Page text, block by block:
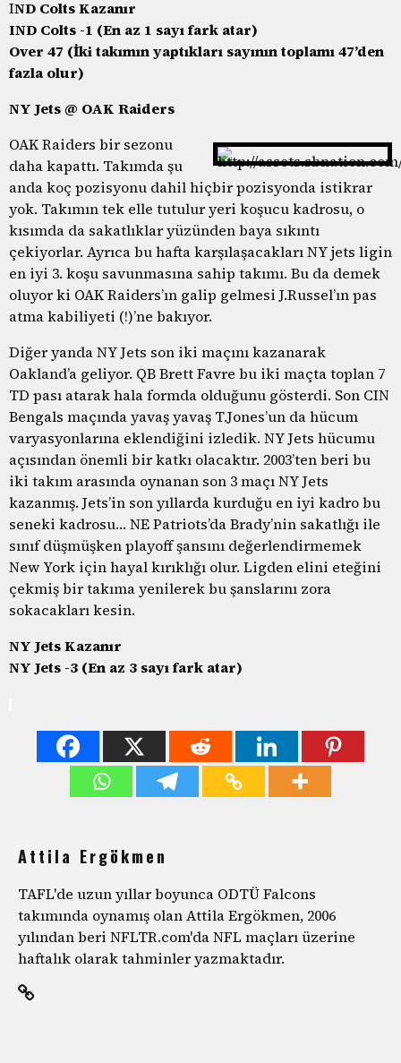
IND Colts Kazanır
IND Colts -1 (En az 1 sayı fark atar)
Over 47 (İki takımın yaptıkları sayının toplamı 47’den
fazla olur)
NY Jets @ OAK Raiders
OAK Raiders bir sezonu
daha kapattı. Takımda şu
anda koç pozisyonu dahil hiçbir pozisyonda istikrar
yok. Takımın tek elle tutulur yeri koşucu kadrosu, o
kısımda da sakatlıklar yüzünden baya sıkıntı
çekiyorlar. Ayrıca bu hafta karşılaşacakları NY jets ligin
en iyi 3. koşu savunmasına sahip takımı. Bu da demek
oluyor ki OAK Raiders’ın galip gelmesi J.Russel’ın pas
atma kabiliyeti (!)’ne bakıyor.
Diğer yanda NY Jets son iki maçını kazanarak
Oakland’a geliyor. QB Brett Favre bu iki maçta toplan 7
TD pası atarak hala formda olduğunu gösterdi. Son CIN
Bengals maçında yavaş yavaş T.Jones’un da hücum
varyasyonlarına eklendiğini izledik. NY Jets hücumu
açısından önemli bir katkı olacaktır. 2003’ten beri bu
iki takım arasında oynanan son 3 maçı NY Jets
kazanmış. Jets’in son yıllarda kurduğu en iyi kadro bu
seneki kadrosu… NE Patriots’da Brady’nin sakatlığı ile
sınıf düşmüşken playoff şansını değerlendirmemek
New York için hayal kırıklığı olur. Ligden elini eteğini
çekmiş bir takıma yenilerek bu şanslarını zora
sokacakları kesin.
NY Jets Kazanır
NY Jets -3 (En az 3 sayı fark atar)
Attila Ergökmen
TAFL'de uzun yıllar boyunca ODTÜ Falcons
takımında oynamış olan Attila Ergökmen, 2006
yılından beri NFLTR.com'da NFL maçları üzerine
haftalık olarak tahminler yazmaktadır.